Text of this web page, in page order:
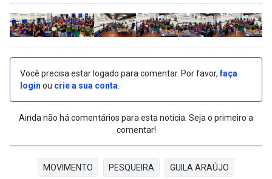
Você precisa estar logado para comentar. Por favor,faça
login ou crie a sua conta
Ainda não há comentários para esta notícia. Seja o primeiro a
comentar!
MOVIMENTO PESQUEIRA GUILA ARAÚJO